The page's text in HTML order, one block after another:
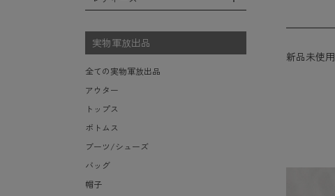
新品未使用
モッズコート
アンダー（下着）
ダッフルバッグ
ボストンバッグ
ポーチ/ケース/etc
スーツケース/キャリーバッグ
ビジネスバッグ
ミリタリーウォッチ
サングラス・ゴーグル
ニット帽（ビーニー）
ベレー帽
ハンチング
キャスケット
その他
ボックス/ガソリン缶/etc
生地・テントシェル
全てのECWCS
ミッドベースレイヤー Level.2
ウィンドレイヤー Level.4
ソフトシェルレイヤー Level.5
ハードシェルレイヤー Level.6
アウターレイヤー Level.7
実物軍放出品
全ての実物軍放出品
アウター
トップス
ボトムス
ブーツ/シューズ
バッグ
帽子